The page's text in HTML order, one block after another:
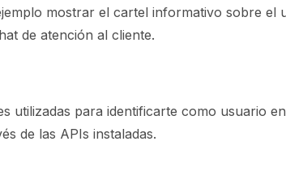
mostrar el cartel informativo sobre el
de atención al cliente.
utilizadas para identificarte como usuario
de las APIs instaladas.